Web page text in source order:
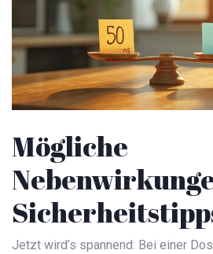
Mögliche
Jetzt wird’s spannend: Bei einer